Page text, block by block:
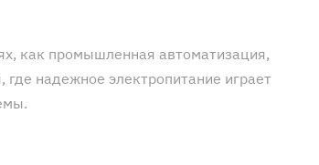
как промышленная автоматизация,
надежное электропитание играет